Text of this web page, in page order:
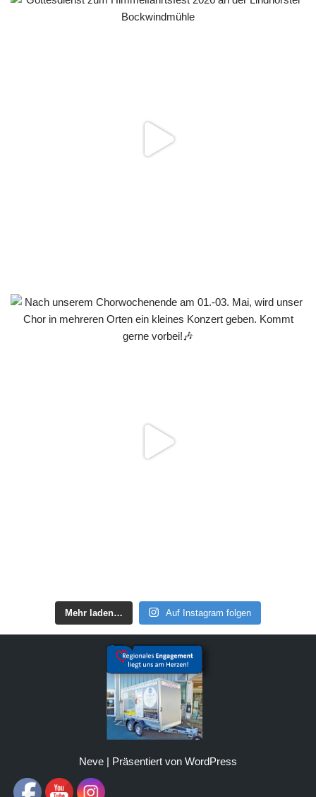
Mehr laden… Auf Instagram folgen
Neve | Präsentiert von WordPress